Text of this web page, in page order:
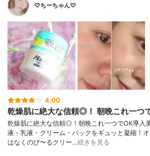
♡ちーちゃん♡
4.00
乾燥肌に絶大な信頼◎！ 朝晩これ一つ
乾燥肌に絶大な信頼◎！朝晩これ一つでOK導入
液・乳液・クリーム・パックをギュッと凝縮！
はなくのび〜るクリー…続きを見る